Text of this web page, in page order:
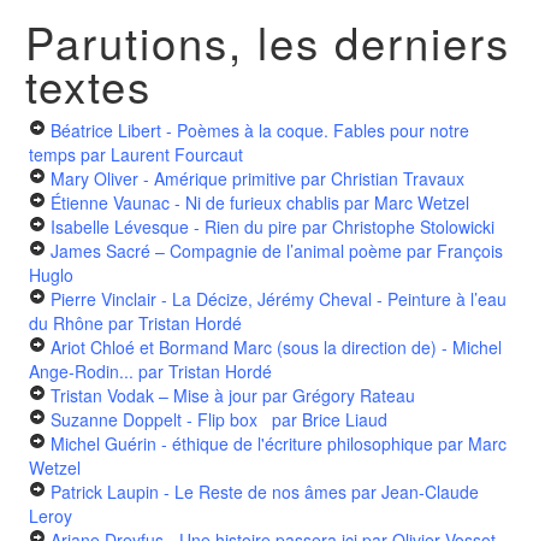
Parutions, les derniers
textes
Béatrice Libert - Poèmes à la coque. Fables pour notre
temps par Laurent Fourcaut
Mary Oliver - Amérique primitive par Christian Travaux
Étienne Vaunac - Ni de furieux chablis par Marc Wetzel
Isabelle Lévesque - Rien du pire par Christophe Stolowicki
James Sacré – Compagnie de l’animal poème par François
Huglo
Pierre Vinclair - La Décize, Jérémy Cheval - Peinture à l’eau
du Rhône par Tristan Hordé
Ariot Chloé et Bormand Marc (sous la direction de) - Michel
Ange-Rodin... par Tristan Hordé
Tristan Vodak – Mise à jour par Grégory Rateau
Suzanne Doppelt - Flip box par Brice Liaud
Michel Guérin - éthique de l'écriture philosophique par Marc
Wetzel
Patrick Laupin - Le Reste de nos âmes par Jean-Claude
Leroy